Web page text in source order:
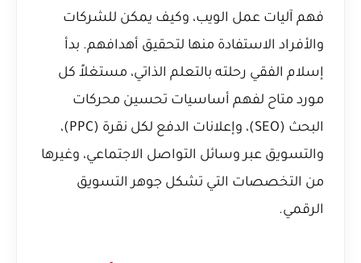
فهم آليات عمل الويب، وكيف يمكن للشركات
والأفراد الاستفادة منها لتحقيق أهدافهم. بدأ
إسلام الفقي رحلته بالتعلم الذاتي، مستغلاً كل
مورد متاح لفهم أساسيات تحسين محركات
البحث (SEO)، وإعلانات الدفع لكل نقرة (PPC)،
والتسويق عبر وسائل التواصل الاجتماعي، وغيرها
من التخصصات التي تشكل جوهر التسويق
الرقمي.